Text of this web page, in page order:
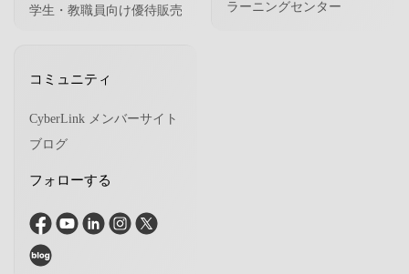
学生・教職員向け優待販売
ラーニングセンター
コミュニティ
CyberLink メンバーサイト
ブログ
フォローする